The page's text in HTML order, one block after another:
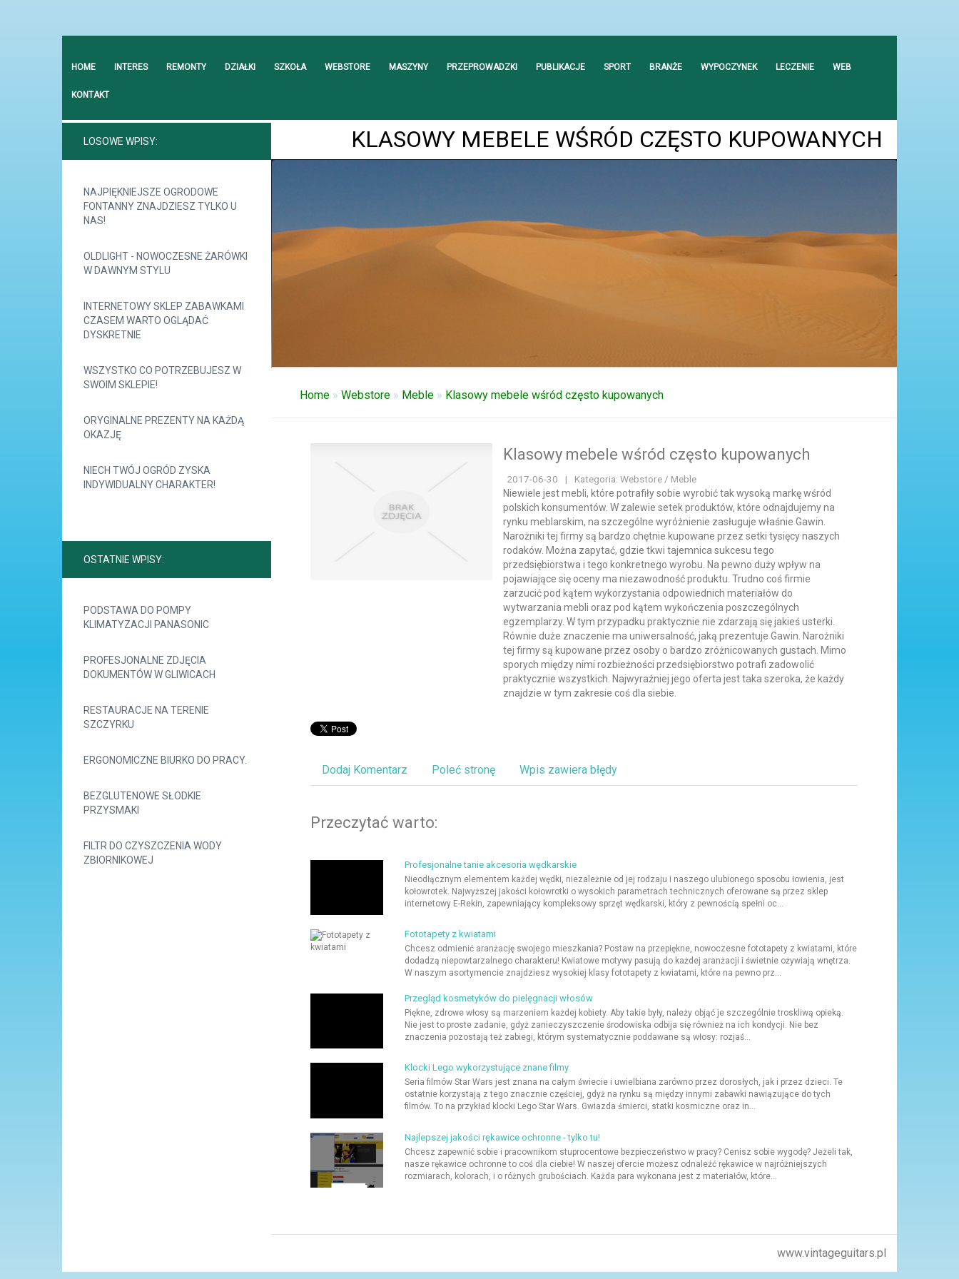
HOME INTERES REMONTY DZIAŁKI SZKOŁA WEBSTORE MASZYNY PRZEPROWADZKI PUBLIKACJE SPORT BRANŻE WYPOCZYNEK LECZENIE WEB
KONTAKT
KLASOWY MEBELE WŚRÓD CZĘSTO KUPOWANYCH
LOSOWE WPISY:
NAJPIĘKNIEJSZE OGRODOWE
FONTANNY ZNAJDZIESZ TYLKO U
NAS!
OLDLIGHT - NOWOCZESNE ŻARÓWKI
W DAWNYM STYLU
INTERNETOWY SKLEP ZABAWKAMI
CZASEM WARTO OGLĄDAĆ
DYSKRETNIE
WSZYSTKO CO POTRZEBUJESZ W
SWOIM SKLEPIE!
ORYGINALNE PREZENTY NA KAŻDĄ
OKAZJĘ
NIECH TWÓJ OGRÓD ZYSKA
INDYWIDUALNY CHARAKTER!
OSTATNIE WPISY:
PODSTAWA DO POMPY
KLIMATYZACJI PANASONIC
PROFESJONALNE ZDJĘCIA
DOKUMENTÓW W GLIWICACH
RESTAURACJE NA TERENIE
SZCZYRKU
ERGONOMICZNE BIURKO DO PRACY.
BEZGLUTENOWE SŁODKIE
PRZYSMAKI
FILTR DO CZYSZCZENIA WODY
ZBIORNIKOWEJ
Home» Webstore» Meble» Klasowy mebele wśród często kupowanych
Klasowy mebele wśród często kupowanych
2017-06-30 |
Kategoria: Webstore / Meble
Niewiele jest mebli, które potrafiły sobie wyrobić tak wysoką markę wśród
polskich konsumentów. W zalewie setek produktów, które odnajdujemy na
rynku meblarskim, na szczególne wyróżnienie zasługuje właśnie Gawin.
Narożniki tej firmy są bardzo chętnie kupowane przez setki tysięcy naszych
rodaków. Można zapytać, gdzie tkwi tajemnica sukcesu tego
przedsiębiorstwa i tego konkretnego wyrobu. Na pewno duży wpływ na
pojawiające się oceny ma niezawodność produktu. Trudno coś firmie
zarzucić pod kątem wykorzystania odpowiednich materiałów do
wytwarzania mebli oraz pod kątem wykończenia poszczególnych
egzemplarzy. W tym przypadku praktycznie nie zdarzają się jakieś usterki.
Równie duże znaczenie ma uniwersalność, jaką prezentuje Gawin. Narożniki
tej firmy są kupowane przez osoby o bardzo zróżnicowanych gustach. Mimo
sporych między nimi rozbieżności przedsiębiorstwo potrafi zadowolić
praktycznie wszystkich. Najwyraźniej jego oferta jest taka szeroka, że każdy
znajdzie w tym zakresie coś dla siebie.
Dodaj Komentarz Poleć stronę Wpis zawiera błędy
Przeczytać warto:
Profesjonalne tanie akcesoria wędkarskie
Nieodłącznym elementem każdej wędki, niezależnie od jej rodzaju i naszego ulubionego sposobu łowienia, jest
kołowrotek. Najwyższej jakości kołowrotki o wysokich parametrach technicznych oferowane są przez sklep
internetowy E-Rekin, zapewniający kompleksowy sprzęt wędkarski, który z pewnością spełni oc...
Fototapety z kwiatami
Chcesz odmienić aranżację swojego mieszkania? Postaw na przepiękne, nowoczesne fototapety z kwiatami, które
dodadzą niepowtarzalnego charakteru! Kwiatowe motywy pasują do każdej aranżacji i świetnie ożywiają wnętrza.
W naszym asortymencie znajdziesz wysokiej klasy fototapety z kwiatami, które na pewno prz...
Przegląd kosmetyków do pielęgnacji włosów
Piękne, zdrowe włosy są marzeniem każdej kobiety. Aby takie były, należy objąć je szczególnie troskliwą opieką.
Nie jest to proste zadanie, gdyż zanieczyszczenie środowiska odbija się również na ich kondycji. Nie bez
znaczenia pozostają też zabiegi, którym systematycznie poddawane są włosy: rozjaś...
Klocki Lego wykorzystujące znane filmy
Seria filmów Star Wars jest znana na całym świecie i uwielbiana zarówno przez dorosłych, jak i przez dzieci. Te
ostatnie korzystają z tego znacznie częściej, gdyż na rynku są między innymi zabawki nawiązujące do tych
filmów. To na przykład klocki Lego Star Wars. Gwiazda śmierci, statki kosmiczne oraz in...
Najlepszej jakości rękawice ochronne - tylko tu!
Chcesz zapewnić sobie i pracownikom stuprocentowe bezpieczeństwo w pracy? Cenisz sobie wygodę? Jeżeli tak,
nasze rękawice ochronne to coś dla ciebie! W naszej ofercie możesz odnaleźć rękawice w najróżniejszych
rozmiarach, kolorach, i o różnych grubościach. Każda para wykonana jest z materiałów, które...
www.vintageguitars.pl